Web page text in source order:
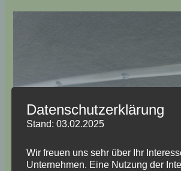
Datenschutzerklärung
Stand: 03.02.2025
Wir freuen uns sehr über Ihr
Unternehmen. Eine Nutzung der